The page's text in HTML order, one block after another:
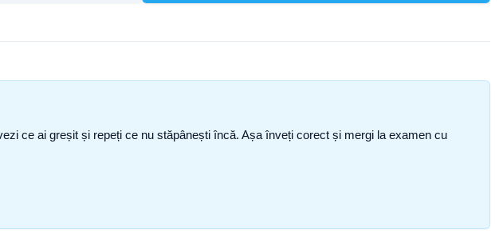
ce ai greșit și repeți ce nu stăpânești încă. Așa înveți corect și mergi la examen cu